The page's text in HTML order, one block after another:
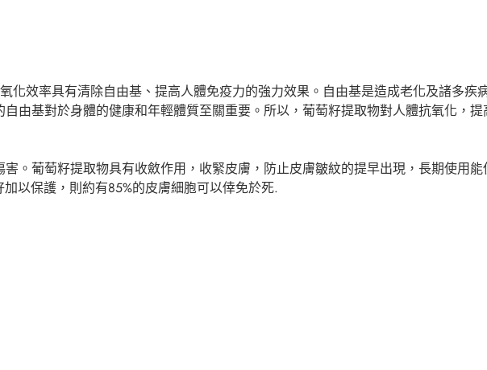
效率具有清除自由基、提高人體免疫力的強力效果。自由基是造成老化及諸多
由基對於身體的健康和年輕體質至關重要。所以，葡萄籽提取物對人體抗氧化，
。葡萄籽提取物具有收斂作用，收緊皮膚，防止皮膚皺紋的提早出現，長期使用
以保護，則約有85%的皮膚細胞可以倖免於死.